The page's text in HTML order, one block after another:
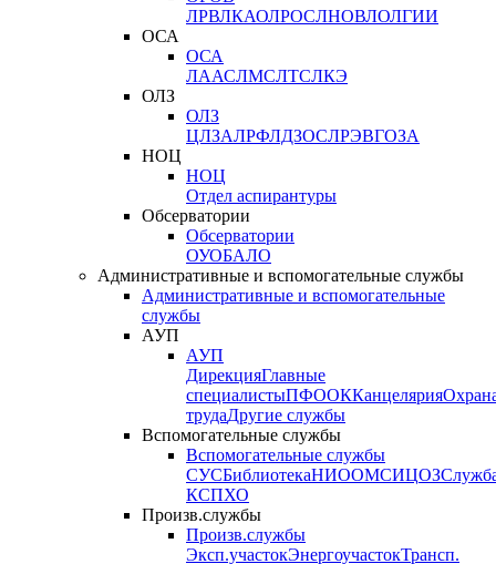
ЛРВЛКАОЛРОСЛНОВЛОЛГИИ
ОСА
ОСА
ЛААСЛМСЛТСЛКЭ
ОЛЗ
ОЛЗ
ЦЛЗАЛРФЛДЗОСЛРЭВГОЗА
НОЦ
НОЦ
Отдел аспирантуры
Обсерватории
Обсерватории
ОУОБАЛО
Административные и вспомогательные службы
Административные и вспомогательные
службы
АУП
АУП
ДирекцияГлавные
специалистыПФООККанцелярия
трудаДругие службы
Вспомогательные службы
Вспомогательные службы
СУСБиблиотекаНИООМСИЦОЗ
КСПХО
Произв.службы
Произв.службы
Эксп.участокЭнергоучастокТрансп.